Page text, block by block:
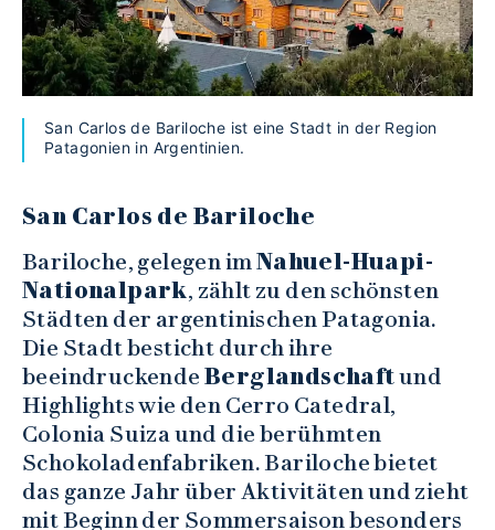
San Carlos de Bariloche ist eine Stadt in der Region
Patagonien in Argentinien.
San Carlos de Bariloche
Bariloche, gelegen imNahuel-Huapi-
Nationalpark, zählt zu den schönsten
Städten der argentinischen Patagonia.
Die Stadt besticht durch ihre
beeindruckende Berglandschaftund
Highlights wie den Cerro Catedral,
Colonia Suiza und die berühmten
Schokoladenfabriken. Bariloche bietet
das ganze Jahr über Aktivitäten und zieht
mit Beginn der Sommersaison besonders